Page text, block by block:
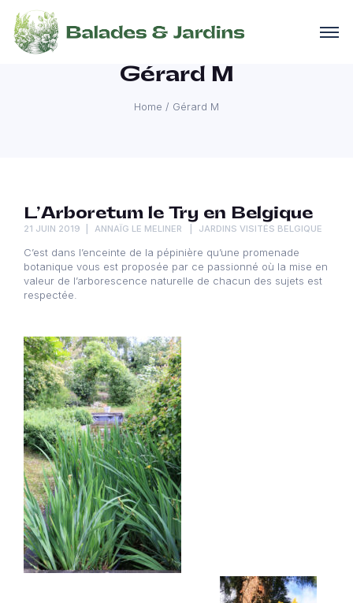
Gérard M
Home / Gérard M
L’Arboretum le Try en Belgique
21 JUIN 2019 ANNAÏG LE MELINER JARDINS VISITÉS BELGIQUE
C’est dans l’enceinte de la pépinière qu’une promenade
botanique vous est proposée par ce passionné où la mise en
valeur de l’arborescence naturelle de chacun des sujets est
respectée.